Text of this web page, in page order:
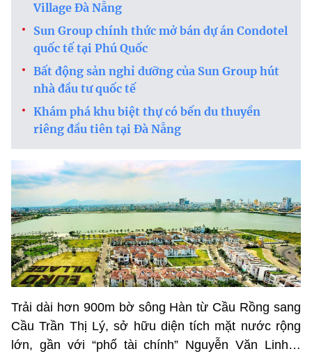
Village Đà Nẵng
Sun Group chính thức mở bán dự án Condotel
quốc tế tại Phú Quốc
Bất động sản nghỉ dưỡng của Sun Group hút
nhà đầu tư quốc tế
Khám phá khu biệt thự có bến du thuyền
riêng đầu tiên tại Đà Nẵng
Trải dài hơn 900m bờ sông Hàn từ Cầu Rồng sang
Cầu Trần Thị Lý, sở hữu diện tích mặt nước rộng
lớn, gần với “phố tài chính” Nguyễn Văn Linh…